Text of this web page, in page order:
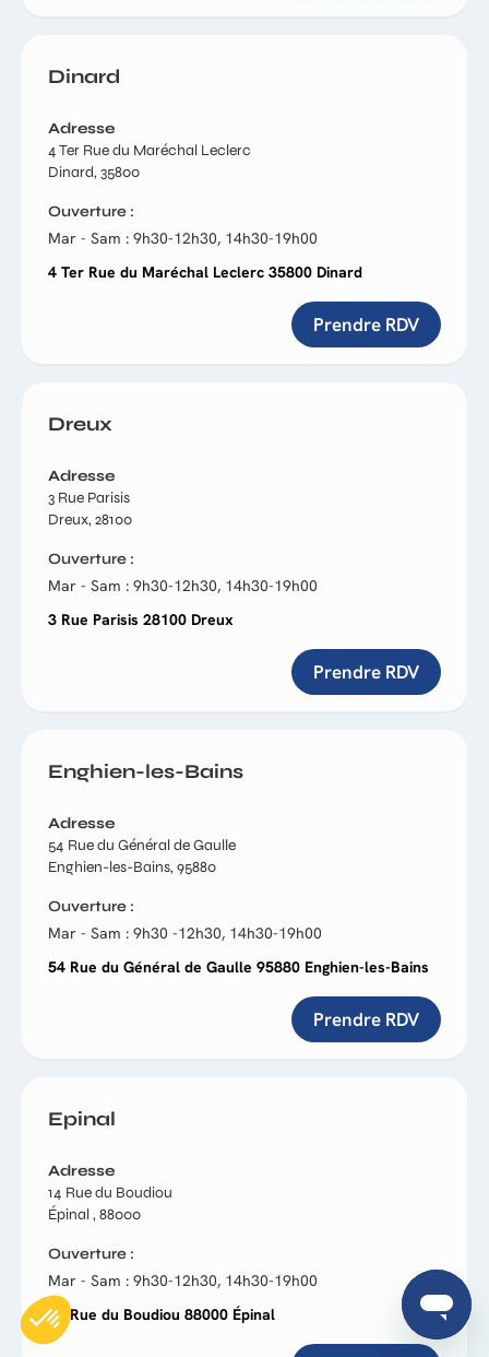
Dinard
Adresse
4 Ter Rue du Maréchal Leclerc
Dinard, 35800
Ouverture
Mar - Sam : 9h30-12h30, 14h30-19h00
4 Ter Rue du Maréchal Leclerc 35800 Dinard
Prendre RDV
Dreux
Adresse
3 Rue Parisis
Dreux, 28100
Ouverture
Mar - Sam : 9h30-12h30, 14h30-19h00
3 Rue Parisis 28100 Dreux
Prendre RDV
Enghien-les-Bains
Adresse
54 Rue du Général de Gaulle
Enghien-les-Bains, 95880
Ouverture
Mar - Sam : 9h30 -12h30, 14h30-19h00
54 Rue du Général de Gaulle 95880 Enghien-les-Bains
Prendre RDV
Epinal
Adresse
14 Rue du Boudiou
Épinal , 88000
Ouverture
Mar - Sam : 9h30-12h30, 14h30-19h00
14 Rue du Boudiou 88000 Épinal